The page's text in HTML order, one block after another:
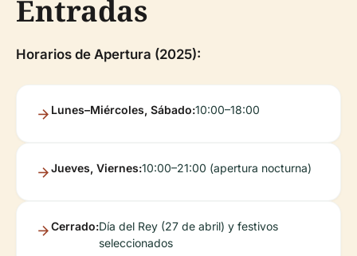
Entradas
Horarios de Apertura (2025):
Lunes–Miércoles, Sábado:10:00–18:00
Jueves, Viernes:10:00–21:00 (apertura nocturna)
Cerrado:Día del Rey (27 de abril) y festivos
seleccionados